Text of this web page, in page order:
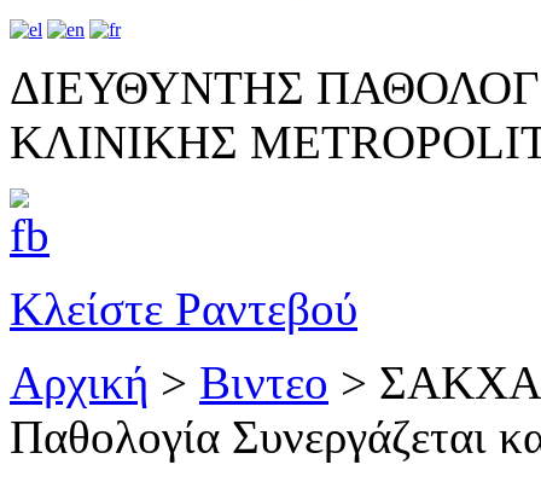
ΔΙΕΥΘΥΝΤΗΣ
ΚΛΙΝΙΚΗΣ
Κλείστε Ραντεβού
Αρχική > Βιντεο >
Παθολογία Συνεργάζεται